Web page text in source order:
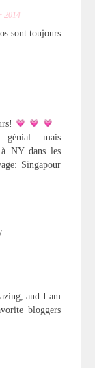
2014
sont toujours
mais
à NY dans les
Singapour
and I am
bloggers